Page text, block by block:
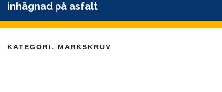
inhägnad på asfalt
KATEGORI: MARKSKRUV